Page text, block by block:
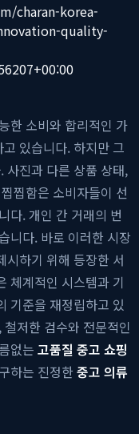
charan-korea-
quality-
한 소비와 합리적인 가
있습니다. 하지만 그
사진과 다른 상품 상태,
찝함은 소비자들이 선
다. 개인 간 거래의 번
니다. 바로 이러한 시장
시하기 위해 등장한 서
체계적인 시스템과 기
기준을 재정립하고 있
저한 검수와 전문적인
없는 고품질 중고 쇼핑
하는 진정한 중고 의류